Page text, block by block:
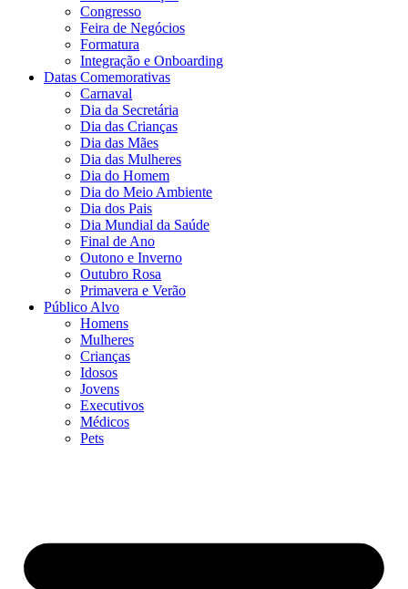
Congresso
Feira de Negócios
Formatura
Integração e Onboarding
Datas Comemorativas
Carnaval
Dia da Secretária
Dia das Crianças
Dia das Mães
Dia das Mulheres
Dia do Homem
Dia do Meio Ambiente
Dia dos Pais
Dia Mundial da Saúde
Final de Ano
Outono e Inverno
Outubro Rosa
Primavera e Verão
Público Alvo
Homens
Mulheres
Crianças
Idosos
Jovens
Executivos
Médicos
Pets